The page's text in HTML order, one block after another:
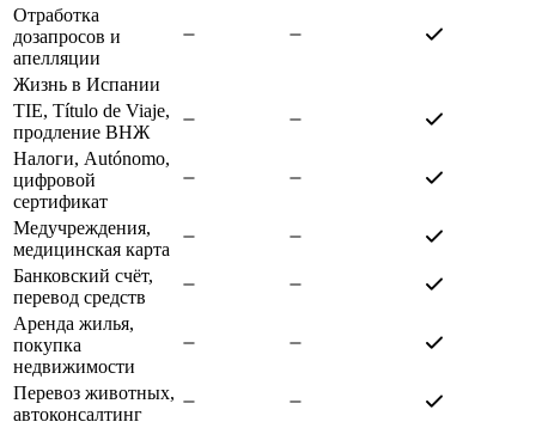
Отработка
дозапросов и
апелляции
Жизнь в Испании
TIE, Título de Viaje,
продление ВНЖ
Налоги, Autónomo,
цифровой
сертификат
Медучреждения,
медицинская карта
Банковский счёт,
перевод средств
Аренда жилья,
покупка
недвижимости
Перевоз животных,
автоконсалтинг